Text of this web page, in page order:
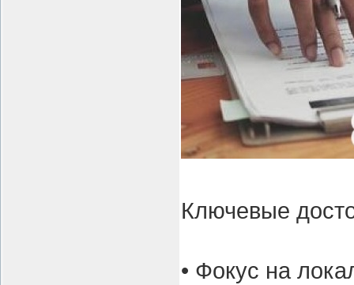
Ключевые
• Фокус на